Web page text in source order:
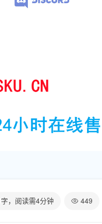
字，阅读需4分钟 449